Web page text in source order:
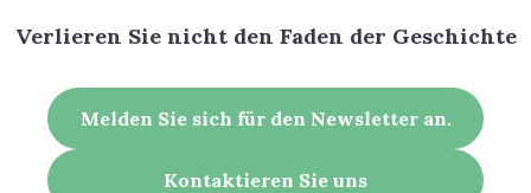
Verlieren Sie nicht den Faden der Geschichte
Melden Sie sich für den Newsletter an.
Kontaktieren Sie uns